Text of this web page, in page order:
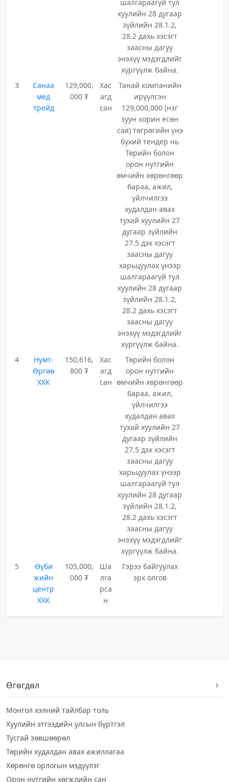
шалгараагүй тул
хуулийн 28 дугаар
зүйлийн 28.1.2,
28.2 дахь хэсэгт
заасны дагуу
энэхүү мэдэгдлийг
хүргүүлж байна.
3
Санаа
мед
трейд
129,000,
000 ₮
Хас
агд
сан
Танай компанийн
ирүүлсэн
129,000,000 (нэг
зуун хорин есөн
сая) төгрөгийн үнэ
бүхий тендер нь
Төрийн болон
орон нутгийн
өмчийн хөрөнгөөр
бараа, ажил,
үйлчилгээ
худалдан авах
тухай хуулийн 27
дугаар зүйлийн
27.5 дэх хэсэгт
заасны дагуу
харьцуулах үнээр
шалгараагүй тул
хуулийн 28 дугаар
зүйлийн 28.1.2,
28.2 дахь хэсэгт
заасны дагуу
энэхүү мэдэгдлийг
хүргүүлж байна.
4
Нумт-
Өргөө
ХХК
150,616,
800 ₮
Хас
агд
сан
Төрийн болон
орон нутгийн
өмчийн хөрөнгөөр
бараа, ажил,
үйлчилгээ
худалдан авах
тухай хуулийн 27
дугаар зүйлийн
27.5 дэх хэсэгт
заасны дагуу
харьцуулах үнээр
шалгараагүй тул
хуулийн 28 дугаар
зүйлийн 28.1.2,
28.2 дахь хэсэгт
заасны дагуу
энэхүү мэдэгдлийг
хүргүүлж байна.
5
Өүби
жийн
центр
ХХК
105,000,
000 ₮
Ша
лга
рса
н
Гэрээ байгуулах
эрх олгов
Өгөгдөл
Монгол хэлний тайлбар толь
Хуулийн этгээдийн улсын бүртгэл
Тусгай зөвшөөрөл
Төрийн худалдан авах ажиллагаа
Хөрөнгө орлогын мэдүүлэг
Орон нутгийн хөгжлийн сан